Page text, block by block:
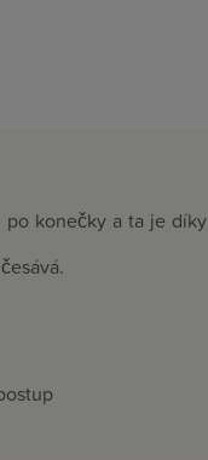
po konečky a ta je díky